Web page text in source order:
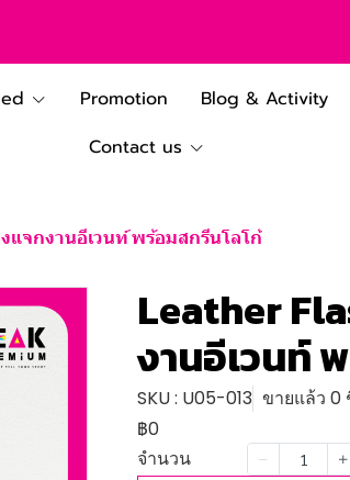
Promotion Blog & Activity
Contact us
จกงานอีเวนท์ พร้อมสกรีนโลโก้
Leather
งานอีเวนท์
SKU : U05-013 ขายแล้ว 0
฿0
จำนวน